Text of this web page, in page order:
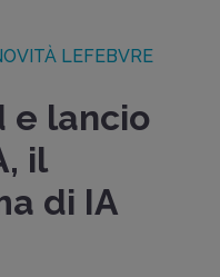
LEFEBVRE
e lancio
il
di IA